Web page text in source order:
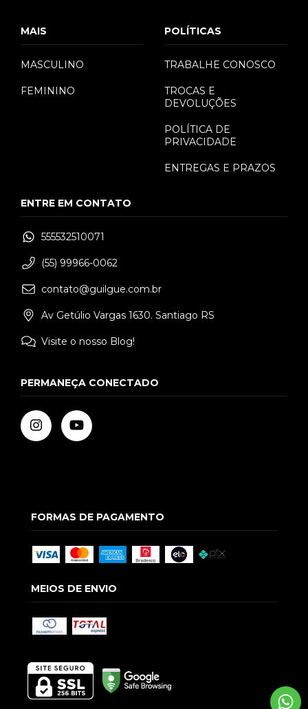
MAIS
MASCULINO
FEMININO
POLÍTICAS
TRABALHE CONOSCO
TROCAS E
DEVOLUÇÕES
POLÍTICA DE
PRIVACIDADE
ENTREGAS E PRAZOS
ENTRE EM CONTATO
555532510071
(55) 99966-0062
contato@guilgue.com.br
Av Getúlio Vargas 1630. Santiago RS
Visite o nosso Blog!
PERMANEÇA CONECTADO
FORMAS DE PAGAMENTO
MEIOS DE ENVIO